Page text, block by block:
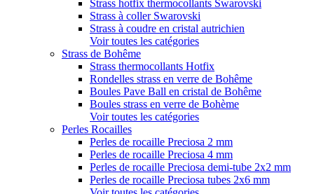
Strass hotfix thermocollants Swarovski
Strass à coller Swarovski
Strass à coudre en cristal autrichien
Voir toutes les catégories
Strass de Bohême
Strass thermocollants Hotfix
Rondelles strass en verre de Bohême
Boules Pave Ball en cristal de Bohême
Boules strass en verre de Bohème
Voir toutes les catégories
Perles Rocailles
Perles de rocaille Preciosa 2 mm
Perles de rocaille Preciosa 4 mm
Perles de rocaille Preciosa demi-tube 2x2 mm
Perles de rocaille Preciosa tubes 2x6 mm